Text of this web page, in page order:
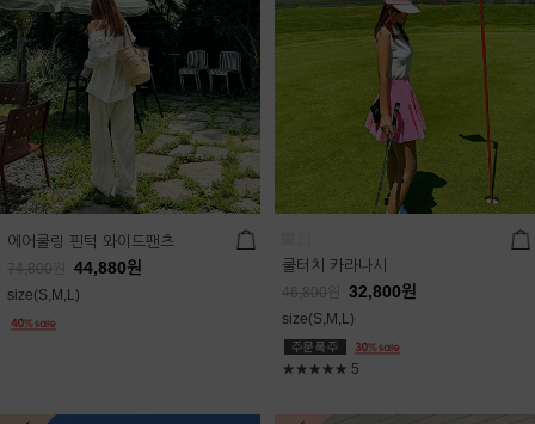
에어쿨링 핀턱 와이드팬츠
74,800 44,880원
size(S,M,L)
쿨터치 카라나시
46,800 32,800원
size(S,M,L)
★★★★★ 5